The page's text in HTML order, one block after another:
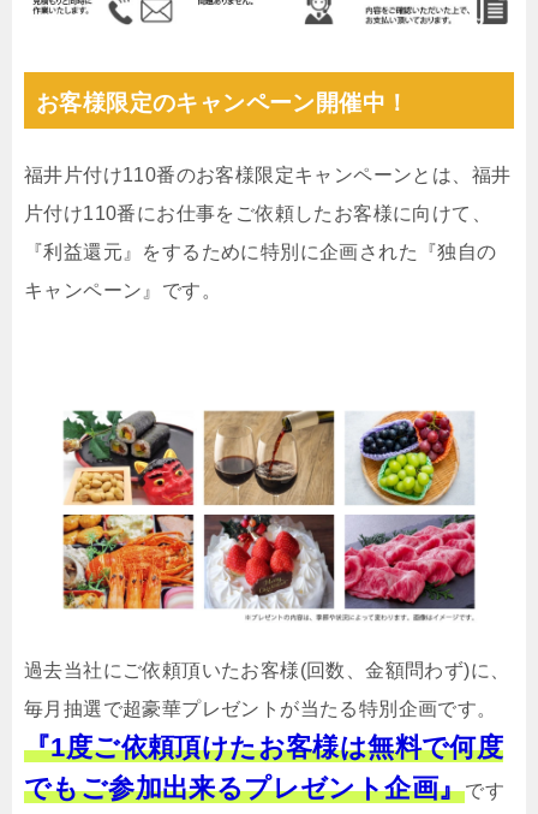
お客様限定のキャンペーン開催中！
福井片付け110番のお客様限定キャンペーンとは、福井
片付け110番にお仕事をご依頼したお客様に向けて、
『利益還元』をするために特別に企画された『独自の
キャンペーン』です。
過去当社にご依頼頂いたお客様(回数、金額問わず)に、
毎月抽選で超豪華プレゼントが当たる特別企画です。
『1度ご依頼頂けたお客様は無料で何度
でもご参加出来るプレゼント企画』です